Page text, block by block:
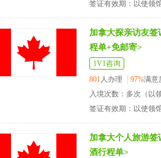
签证有效期：以使领
加拿大探亲访友
程单+免邮寄>
1V1咨询
801人办理 97%满意
入境次数：多次（以
签证有效期：以使领
加拿大个人旅游
酒行程单>